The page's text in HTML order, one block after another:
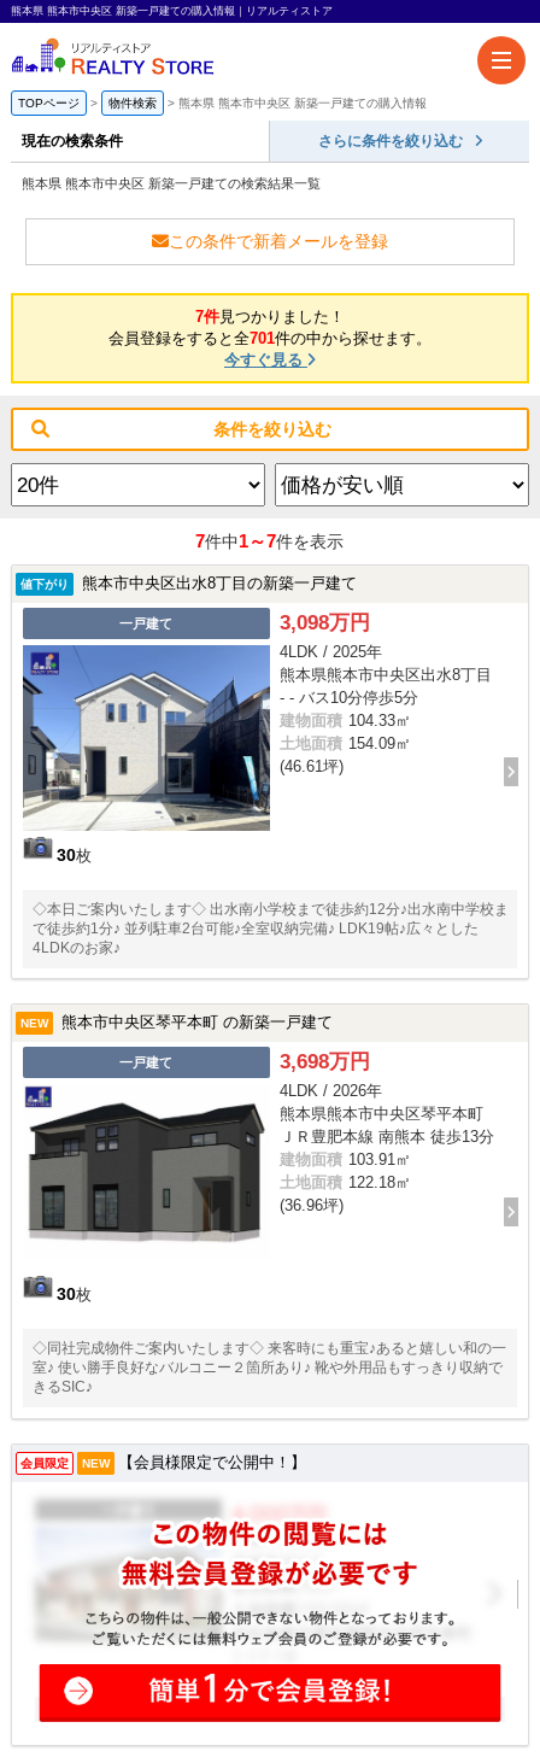
熊本県 熊本市中央区 新築一戸建ての購入情報｜リアルティストア
TOPページ 物件検索 熊本県 熊本市中央区 新築一戸建ての購入情報
現在の検索条件 さらに条件を絞り込む
熊本県 熊本市中央区 新築一戸建ての検索結果一覧
この条件で新着メールを登録
7件見つかりました！
会員登録をすると全701件の中から探せます。
今すぐ見る
条件を絞り込む
7件中1～7件を表示
値下がり 熊本市中央区出水8丁目の新築一戸建て
一戸建て
30枚
3,098万円
4LDK / 2025年
熊本県熊本市中央区出水8丁目
- - バス10分停歩5分
建物面積 104.33㎡
土地面積 154.09㎡
(46.61坪)
◇本日ご案内いたします◇ 出水南小学校まで徒歩約12分♪出水南中学校ま
で徒歩約1分♪ 並列駐車2台可能♪全室収納完備♪ LDK19帖♪広々とした
4LDKのお家♪
NEW 熊本市中央区琴平本町 の新築一戸建て
一戸建て
30枚
3,698万円
4LDK / 2026年
熊本県熊本市中央区琴平本町
ＪＲ豊肥本線 南熊本 徒歩13分
建物面積 103.91㎡
土地面積 122.18㎡
(36.96坪)
◇同社完成物件ご案内いたします◇ 来客時にも重宝♪あると嬉しい和の一
室♪ 使い勝手良好なバルコニー２箇所あり♪ 靴や外用品もすっきり収納で
きるSIC♪
会員限定 NEW 【会員様限定で公開中！】